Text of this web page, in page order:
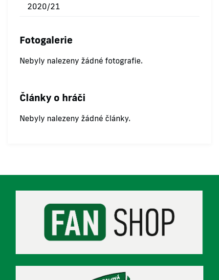
2020/21
Fotogalerie
Nebyly nalezeny žádné fotografie.
Články o hráči
Nebyly nalezeny žádné články.